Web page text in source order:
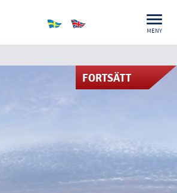
MENY
FORTSÄTT